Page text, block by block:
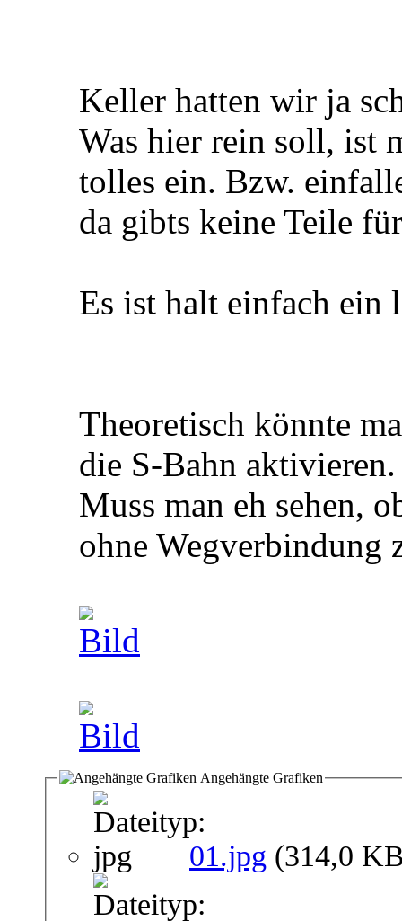
Keller hatten wir ja
Was hier rein soll, ist
tolles ein. Bzw.
da gibts keine Teile
Es ist halt einfach ein
Theoretisch könnte
die S-Bahn aktivieren.
Muss man eh sehen,
ohne Wegverbindung
Angehängte Grafiken
01.jpg (314,0